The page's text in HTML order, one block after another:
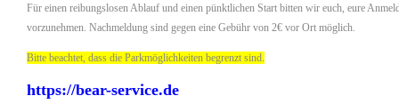
Für einen reibungslosen Ablauf und einen pünktlichen Start bitten wir euch, eure
vorzunehmen. Nachmeldung sind gegen eine Gebühr von 2€ vor Ort möglich.
Bitte beachtet, dass die Parkmöglichkeiten begrenzt sind.
https://bear-service.de